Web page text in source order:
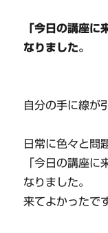
「今日の講座
なりました。
自分の手に線が
日常に色々と問
「今日の講座に
なりました。
来てよかったで